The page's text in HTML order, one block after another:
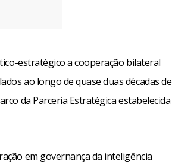
estratégico a cooperação bilateral
ao longo de quase duas décadas de
da Parceria Estratégica estabelecida
em governança da inteligência